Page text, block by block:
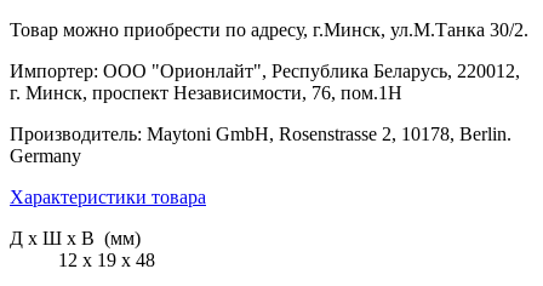
Товар можно приобрести по адресу, г.Минск, ул.М.Танка 30/2.
Импортер: ООО "Орионлайт", Республика Беларусь, 220012,
г. Минск, проспект Независимости, 76, пом.1Н
Производитель: Maytoni GmbH, Rosenstrasse 2, 10178, Berlin.
Germany
Характеристики товара
Д х Ш х В (мм)
12 х 19 х 48